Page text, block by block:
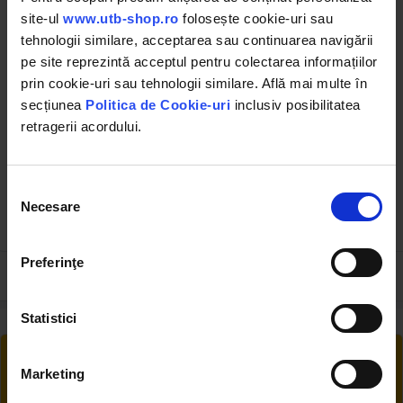
site-ul www.utb-shop.ro folosește cookie-uri sau
tehnologii similare, acceptarea sau continuarea navigării
pe site reprezintă acceptul pentru colectarea informațiilor
prin cookie-uri sau tehnologii similare. Află mai multe în
secțiunea Politica de Cookie-uri inclusiv posibilitatea
retragerii acordului.
consimțământului
Necesare
Preferinţe
Statistici
Marketing
BK13356
Curea transmisie
BK83002
Ai posibilitate de retur în 30 zile, comandă
produsele de care ai nevoie fără griji